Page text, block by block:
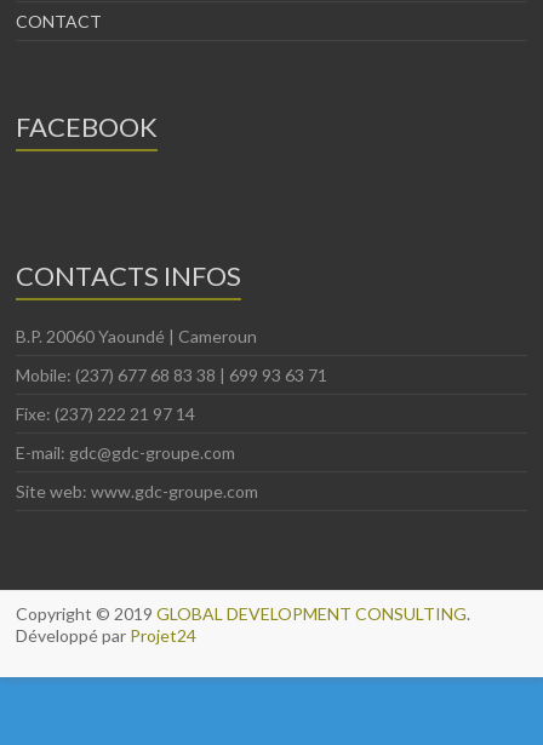
CONTACT
FACEBOOK
CONTACTS INFOS
B.P. 20060 Yaoundé | Cameroun
Mobile: (237) 677 68 83 38 | 699 93 63 71
Fixe: (237) 222 21 97 14
E-mail: gdc@gdc-groupe.com
Site web: www.gdc-groupe.com
Copyright © 2019GLOBAL DEVELOPMENT CONSULTING.
Développé par Projet24